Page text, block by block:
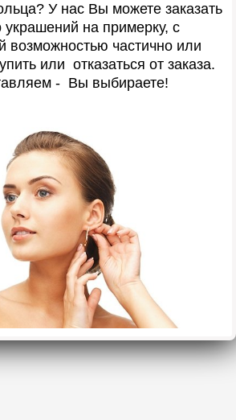
У нас Вы можете заказать
украшений на примерку, с
возможностью частично или
или отказаться от заказа.
- Вы выбираете!